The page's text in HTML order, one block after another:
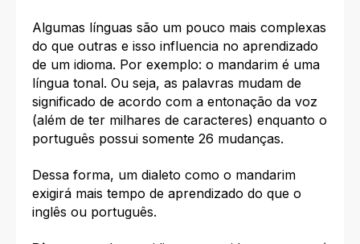
Algumas línguas são um pouco mais complexas
do que outras e isso influencia no aprendizado
de um idioma. Por exemplo: o mandarim é uma
língua tonal. Ou seja, as palavras mudam de
significado de acordo com a entonação da voz
(além de ter milhares de caracteres) enquanto o
português possui somente 26 mudanças.
Dessa forma, um dialeto como o mandarim
exigirá mais tempo de aprendizado do que o
inglês ou português.